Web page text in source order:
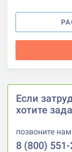
Если
хотите
позвоните нам
8 (800)